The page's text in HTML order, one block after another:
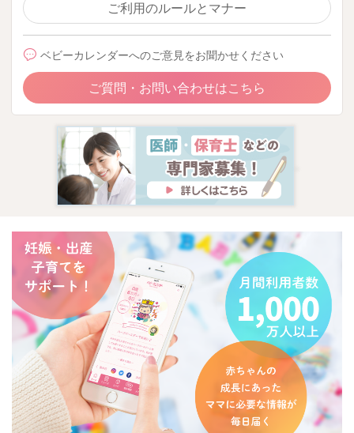
ご利用のルールとマナー
ベビーカレンダーへのご意見をお聞かせください
ご質問・お問い合わせはこちら